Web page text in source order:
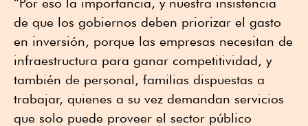
de que los gobiernos deben priorizar el gasto
en inversión, porque las empresas necesitan de
infraestructura para ganar competitividad, y
también de personal, familias dispuestas a
trabajar, quienes a su vez demandan servicios
que solo puede proveer el sector público